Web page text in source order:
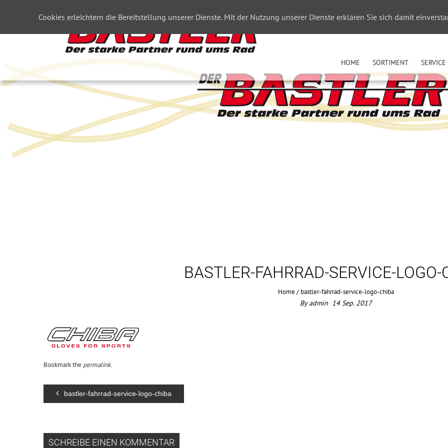
HOME SORTIMENT SERVICE
BASTLER-FAHRRAD-SERVICE-
Home / bastler-fahrrad-service-logo-chiba
Byadmin 14 Sep. 2017
Bookmark the permalink.
bastler-fahrrad-service-logo-chiba
SCHREIBE EINEN KOMMENTAR
Cookies erleichtern die Bereitstellung unserer Dienste. Mit der Nutzung unserer Dienste erklären Sie sich damit